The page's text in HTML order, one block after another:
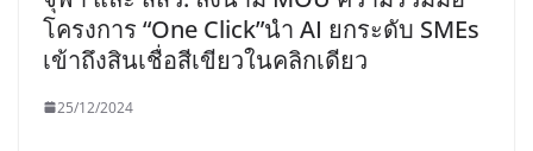
โครงการ “One Click”นำ AI ยกระดับ SMEs
เข้าถึงสินเชื่อสีเขียวในคลิกเดียว
25/12/2024